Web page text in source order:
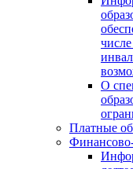
О
Платные
Финансово-